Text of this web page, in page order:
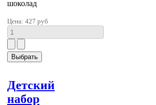
шоколад
Цена: 427 руб
Детский
набор